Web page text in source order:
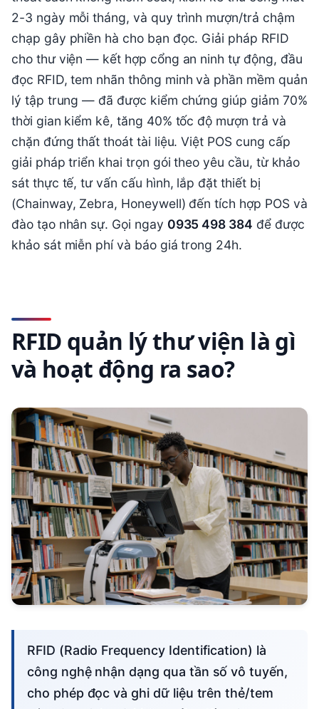
2-3 ngày mỗi tháng, và quy trình mượn/trả chậm
chạp gây phiền hà cho bạn đọc. Giải pháp RFID
cho thư viện — kết hợp cổng an ninh tự động, đầu
đọc RFID, tem nhãn thông minh và phần mềm quản
lý tập trung — đã được kiểm chứng giúp giảm 70%
thời gian kiểm kê, tăng 40% tốc độ mượn trả và
chặn đứng thất thoát tài liệu. Việt POS cung cấp
giải pháp triển khai trọn gói theo yêu cầu, từ khảo
sát thực tế, tư vấn cấu hình, lắp đặt thiết bị
(Chainway, Zebra, Honeywell) đến tích hợp POS và
đào tạo nhân sự. Gọi ngay 0935 498 384 để được
khảo sát miễn phí và báo giá trong 24h.
RFID quản lý thư viện là gì
và hoạt động ra sao?
RFID (Radio Frequency Identification) là
công nghệ nhận dạng qua tần số vô tuyến,
cho phép đọc và ghi dữ liệu trên thẻ/tem